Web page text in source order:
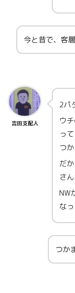
今と昔で、客
吉田支配人
2パ
ウ
っ
つ
だ
さ
NW
な
つか